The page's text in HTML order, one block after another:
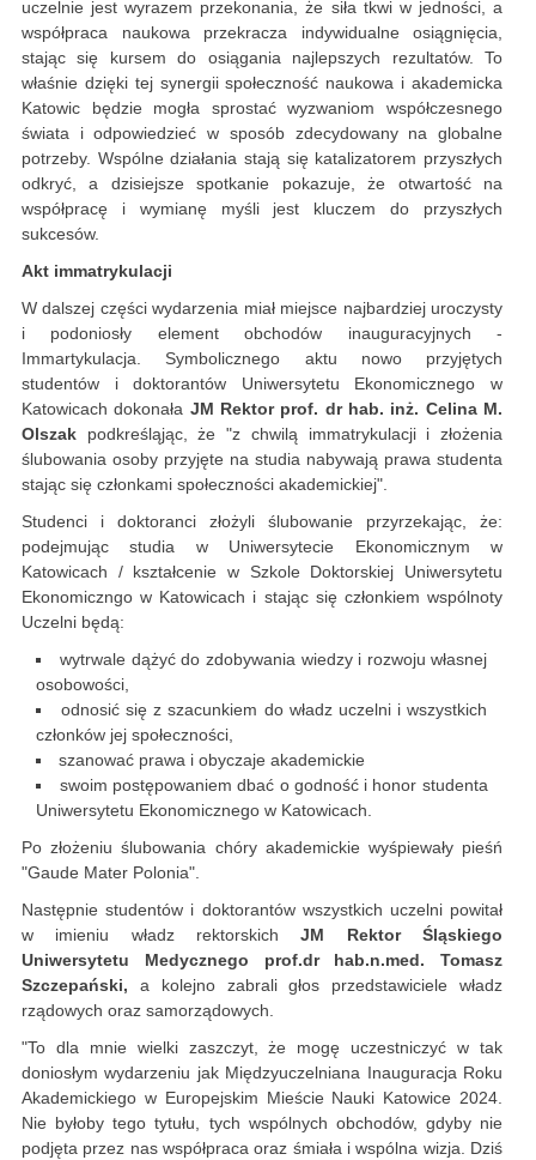
uczelnie jest wyrazem przekonania, że siła tkwi w jedności, a
współpraca naukowa przekracza indywidualne osiągnięcia,
stając się kursem do osiągania najlepszych rezultatów. To
właśnie dzięki tej synergii społeczność naukowa i akademicka
Katowic będzie mogła sprostać wyzwaniom współczesnego
świata i odpowiedzieć w sposób zdecydowany na globalne
potrzeby. Wspólne działania stają się katalizatorem przyszłych
odkryć, a dzisiejsze spotkanie pokazuje, że otwartość na
współpracę i wymianę myśli jest kluczem do przyszłych
sukcesów.
Akt immatrykulacji
W dalszej części wydarzenia miał miejsce najbardziej uroczysty
i podoniosły element obchodów inauguracyjnych -
Immartykulacja. Symbolicznego aktu nowo przyjętych
studentów i doktorantów Uniwersytetu Ekonomicznego w
Katowicach dokonała JM Rektor prof. dr hab. inż. Celina M.
Olszak podkreśląjąc, że "z chwilą immatrykulacji i złożenia
ślubowania osoby przyjęte na studia nabywają prawa studenta
stając się członkami społeczności akademickiej".
Studenci i doktoranci złożyli ślubowanie przyrzekając, że:
podejmując studia w Uniwersytecie Ekonomicznym w
Katowicach / kształcenie w Szkole Doktorskiej Uniwersytetu
Ekonomiczngo w Katowicach i stając się członkiem wspólnoty
Uczelni będą:
wytrwale dążyć do zdobywania wiedzy i rozwoju własnej
osobowości,
odnosić się z szacunkiem do władz uczelni i wszystkich
członków jej społeczności,
szanować prawa i obyczaje akademickie
swoim postępowaniem dbać o godność i honor studenta
Uniwersytetu Ekonomicznego w Katowicach.
Po złożeniu ślubowania chóry akademickie wyśpiewały pieśń
"Gaude Mater Polonia".
Następnie studentów i doktorantów wszystkich uczelni powitał
w imieniu władz rektorskichJM Rektor Śląskiego
Uniwersytetu Medycznego prof.dr hab.n.med. Tomasz
Szczepański, a kolejno zabrali głos przedstawiciele władz
rządowych oraz samorządowych.
"To dla mnie wielki zaszczyt, że mogę uczestniczyć w tak
doniosłym wydarzeniu jak Międzyuczelniana Inauguracja Roku
Akademickiego w Europejskim Mieście Nauki Katowice 2024.
Nie byłoby tego tytułu, tych wspólnych obchodów, gdyby nie
podjęta przez nas współpraca oraz śmiała i wspólna wizja. Dziś